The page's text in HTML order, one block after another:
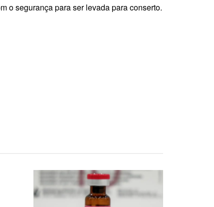
o segurança para ser levada para conserto.